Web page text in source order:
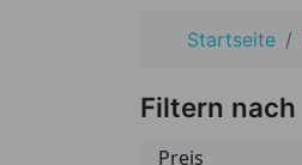
Startseite
Filtern nach
Preis